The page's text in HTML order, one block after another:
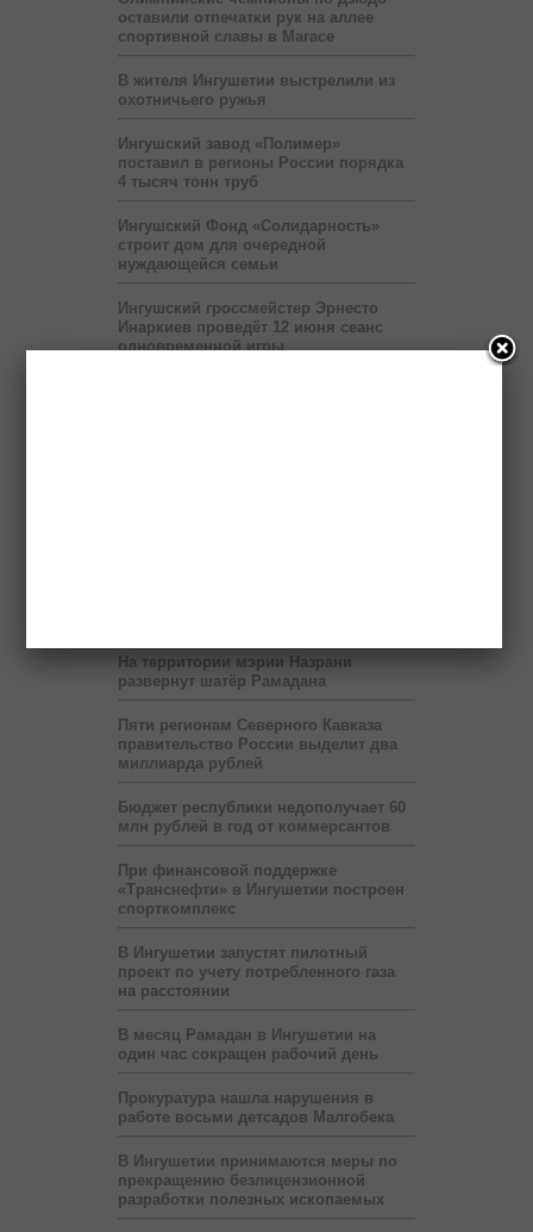
оставили отпечатки рук на аллее
спортивной славы в Магасе
В жителя Ингушетии выстрелили из
охотничьего ружья
Ингушский завод «Полимер»
поставил в регионы России порядка
4 тысяч тонн труб
Ингушский Фонд «Солидарность»
строит дом для очередной
нуждающейся семьи
Ингушский гроссмейстер Эрнесто
Инаркиев проведёт 12 июня сеанс
одновременной игры
На территории мэрии Назрани
развернут шатёр Рамадана
Пяти регионам Северного Кавказа
правительство России выделит два
миллиарда рублей
Бюджет республики недополучает 60
млн рублей в год от коммерсантов
При финансовой поддержке
«Транснефти» в Ингушетии построен
спорткомплекс
В Ингушетии запустят пилотный
проект по учету потребленного газа
на расстоянии
В месяц Рамадан в Ингушетии на
один час сокращен рабочий день
Прокуратура нашла нарушения в
работе восьми детсадов Малгобека
В Ингушетии принимаются меры по
прекращению безлицензионной
разработки полезных ископаемых